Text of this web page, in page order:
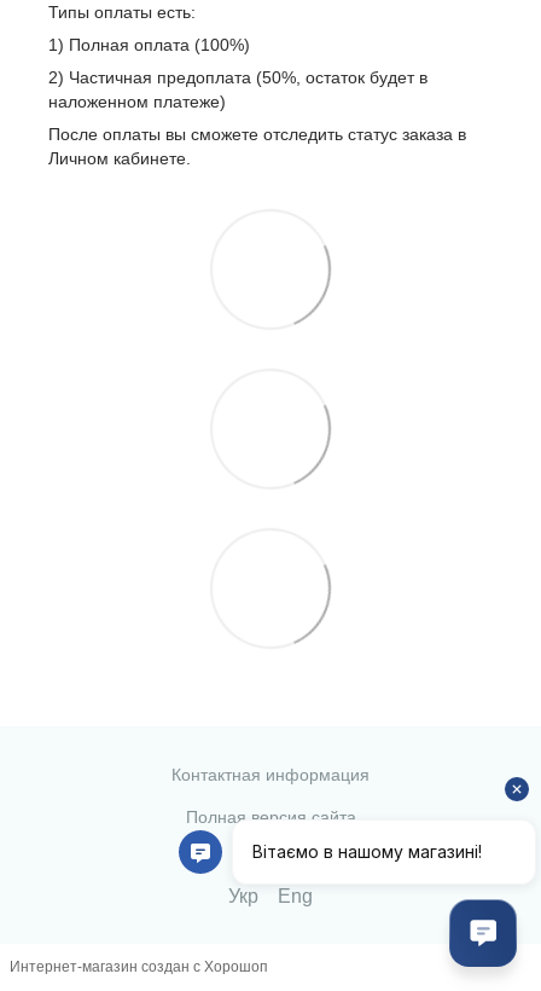
Типы оплаты есть:
1) Полная оплата (100%)
2) Частичная предоплата (50%, остаток будет в
наложенном платеже)
После оплаты вы сможете отследить статус заказа в
Личном кабинете.
Контактная информация
Полная версия сайта
© 2026
Укр Eng
Интернет-магазин создан с Хорошоп